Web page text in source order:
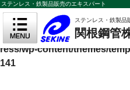
Warning
: Undefined variable
/home/sekinekokank/
ress/wp-content/themes/
141
ステンレス・鉄製品販売のエキスパート
ステンレス・鉄製品
関根鋼管